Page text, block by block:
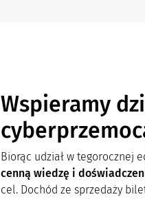
Wspieramy
Biorąc udział w tegorocznej
cenną wiedzę i
cel. Dochód ze sprzedaży